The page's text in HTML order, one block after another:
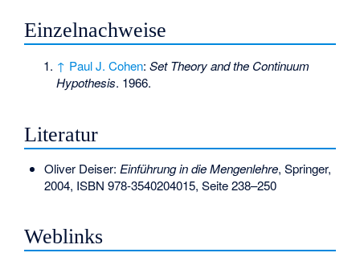
Einzelnachweise
↑ Paul J. Cohen:Set Theory and the Continuum
Hypothesis. 1966.
Literatur
Oliver Deiser: Einführung in die Mengenlehre, Springer,
2004, ISBN 978-3540204015, Seite 238–250
Weblinks